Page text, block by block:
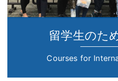
留学生のた
Courses for